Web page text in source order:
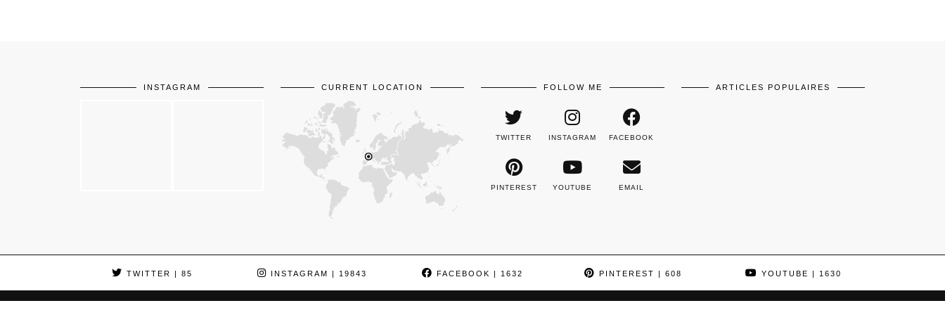
INSTAGRAM CURRENT LOCATION FOLLOW ME
TWITTER INSTAGRAM FACEBOOK
PINTEREST YOUTUBE EMAIL
ARTICLES POPULAIRES
TWITTER | 85 INSTAGRAM | 19843 FACEBOOK | 1632 PINTEREST | 608 YOUTUBE | 1630